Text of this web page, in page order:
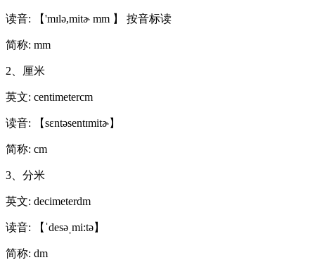
读音: 【 'mɪlə,mitɚ mm 】 按音标读
简称: mm
2、厘米
英文: centimetercm
读音: 【sɛntəsentɪmitɚ】
简称: cm
3、分米
英文: decimeterdm
读音: 【ˈdesəˌmi:tə】
简称: dm